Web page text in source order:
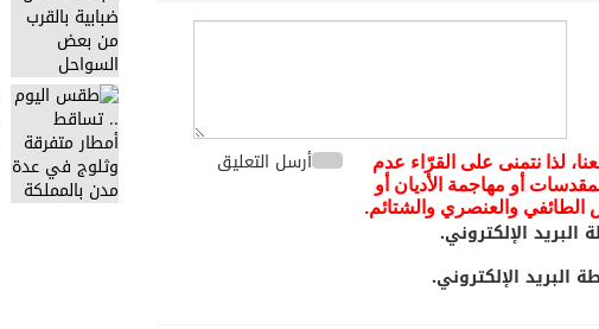
لذا نتمنى على القرّاء عدم
أو مهاجمة الأديان أو
الطائفي والعنصري والشتائم.
أرسل التعليق
البريد الإلكتروني.
البريد الإلكتروني.